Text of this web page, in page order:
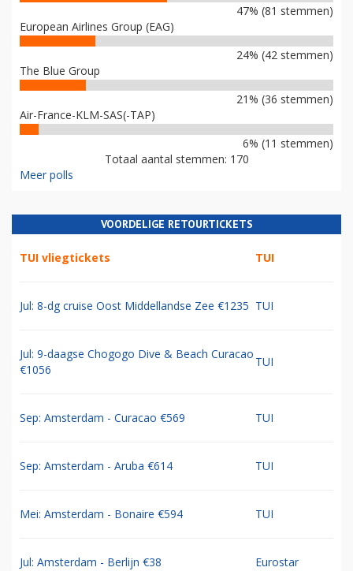
47% (81 stemmen)
European Airlines Group (EAG)
24% (42 stemmen)
The Blue Group
21% (36 stemmen)
Air-France-KLM-SAS(-TAP)
6% (11 stemmen)
Totaal aantal stemmen: 170
Meer polls
VOORDELIGE RETOURTICKETS
TUI vliegtickets TUI
Jul: 8-dg cruise Oost Middellandse Zee €1235 TUI
Jul: 9-daagse Chogogo Dive & Beach Curacao
€1056
TUI
Sep: Amsterdam - Curacao €569 TUI
Sep: Amsterdam - Aruba €614 TUI
Mei: Amsterdam - Bonaire €594 TUI
Jul: Amsterdam - Berlijn €38 Eurostar